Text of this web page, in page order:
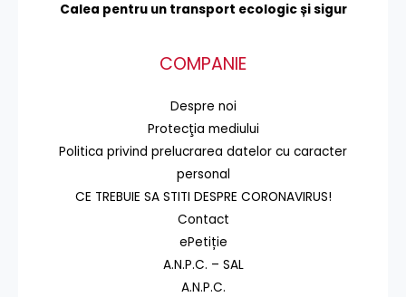
Calea pentru un transport ecologic și sigur
COMPANIE
Despre noi
Protecţia mediului
Politica privind prelucrarea datelor cu caracter
personal
CE TREBUIE SA STITI DESPRE CORONAVIRUS!
Contact
ePetiție
A.N.P.C. – SAL
A.N.P.C.